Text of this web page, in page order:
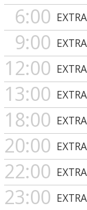
6:00
9:00
12:00
13:00
18:00
20:00
22:00
23:00